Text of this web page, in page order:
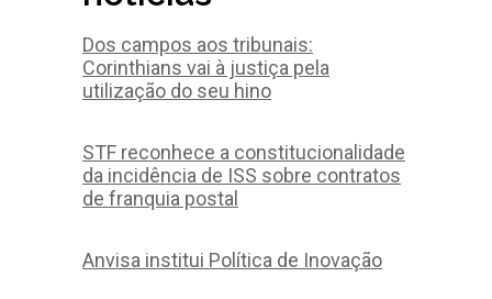
Dos campos aos tribunais:
Corinthians vai à justiça pela
utilização do seu hino
STF reconhece a constitucionalidade
da incidência de ISS sobre contratos
de franquia postal
Anvisa institui Política de Inovação